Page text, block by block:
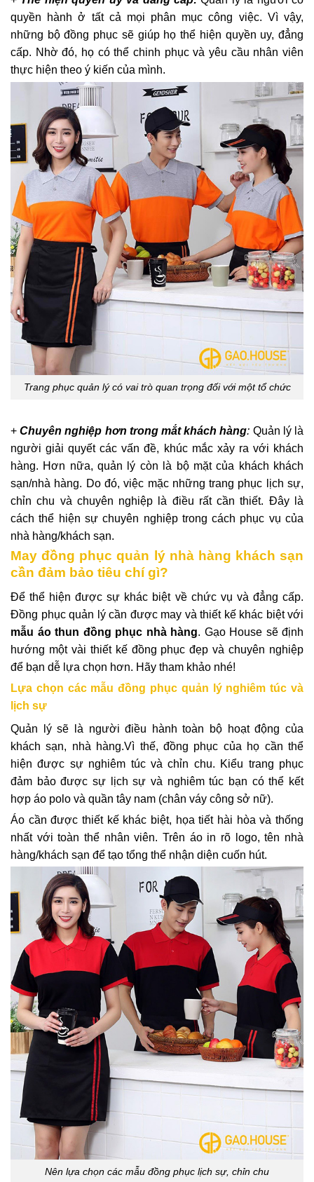
quyền hành ở tất cả mọi phân mục công việc. Vì vậy,
những bộ đồng phục sẽ giúp họ thể hiện quyền uy, đẳng
cấp. Nhờ đó, họ có thể chinh phục và yêu cầu nhân viên
thực hiện theo ý kiến của mình.
Trang phục quản lý có vai trò quan trọng đối với một tổ chức
+Chuyên nghiệp hơn trong mắt khách hàng: Quản lý là
người giải quyết các vấn đề, khúc mắc xảy ra với khách
hàng. Hơn nữa, quản lý còn là bộ mặt của khách khách
sạn/nhà hàng. Do đó, việc mặc những trang phục lịch sự,
chỉn chu và chuyên nghiệp là điều rất cần thiết. Đây là
cách thể hiện sự chuyên nghiệp trong cách phục vụ của
nhà hàng/khách sạn.
May đồng phục quản lý nhà hàng khách sạn
cần đảm bảo tiêu chí gì?
Để thể hiện được sự khác biệt về chức vụ và đẳng cấp.
Đồng phục quản lý cần được may và thiết kế khác biệt với
mẫu áo thun đồng phục nhà hàng. Gạo House sẽ định
hướng một vài thiết kế đồng phục đẹp và chuyên nghiệp
để bạn dễ lựa chọn hơn. Hãy tham khảo nhé!
Lựa chọn các mẫu đồng phục quản lý nghiêm túc và
lịch sự
Quản lý sẽ là người điều hành toàn bộ hoạt động của
khách sạn, nhà hàng.Vì thế, đồng phục của họ cần thể
hiện được sự nghiêm túc và chỉn chu. Kiểu trang phục
đảm bảo được sự lịch sự và nghiêm túc bạn có thể kết
hợp áo polo và quần tây nam (chân váy công sở nữ).
Áo cần được thiết kế khác biệt, họa tiết hài hòa và thống
nhất với toàn thể nhân viên. Trên áo in rõ logo, tên nhà
hàng/khách sạn để tạo tổng thể nhận diện cuốn hút.
Nên lựa chọn các mẫu đồng phục lịch sự, chỉn chu